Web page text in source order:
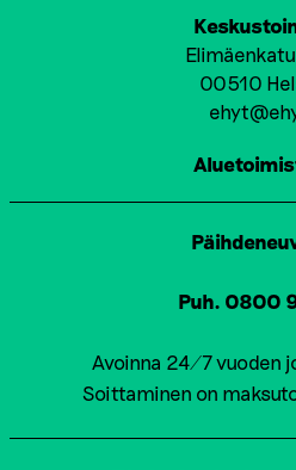
00510
Puh. 0800
Avoinna 24/7 vuoden
Soittaminen on